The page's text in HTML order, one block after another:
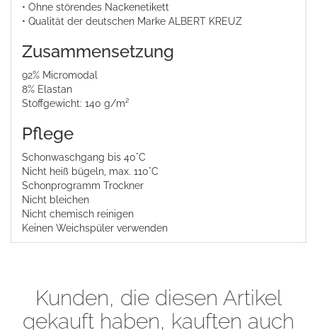
• Ohne störendes Nackenetikett
• Qualität der deutschen Marke ALBERT KREUZ
Zusammensetzung
92% Micromodal
8% Elastan
Stoffgewicht: 140 g/m²
Pflege
Schonwaschgang bis 40°C
Nicht heiß bügeln, max. 110°C
Schonprogramm Trockner
Nicht bleichen
Nicht chemisch reinigen
Keinen Weichspüler verwenden
Kunden, die diesen Artikel
gekauft haben, kauften auch